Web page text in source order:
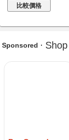
比較價格